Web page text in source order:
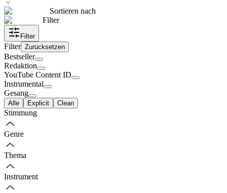
Sortieren nach
Filter
Filter
Filter Zurücksetzen
Bestseller
Redaktion
YouTube Content ID
Instrumental
Gesang
Alle Explicit Clean
Stimmung
Genre
Thema
Instrument